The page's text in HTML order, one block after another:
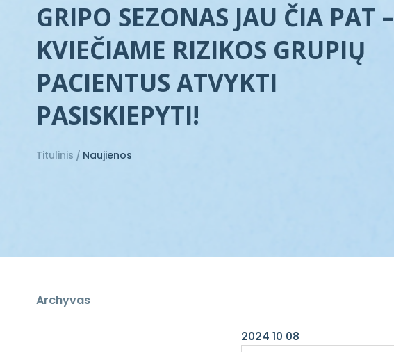
GRIPO SEZONAS JAU ČIA PAT –
KVIEČIAME RIZIKOS GRUPIŲ
PACIENTUS ATVYKTI
PASISKIEPYTI!
Titulinis Naujienos
Archyvas
2024 10 08